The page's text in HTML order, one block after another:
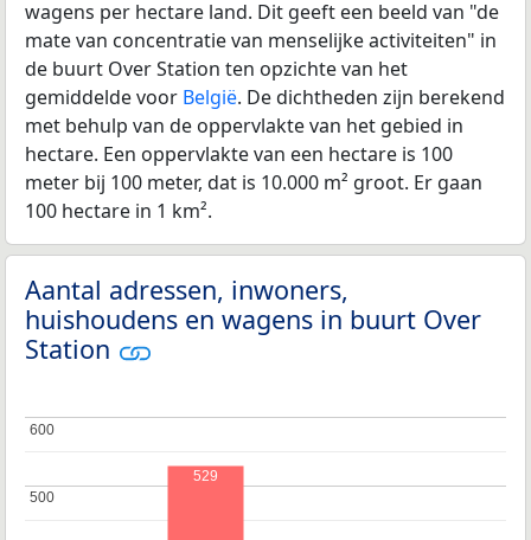
wagens per hectare land. Dit geeft een beeld van "de
mate van concentratie van menselijke activiteiten" in
de buurt Over Station ten opzichte van het
gemiddelde voor België. De dichtheden zijn berekend
met behulp van de oppervlakte van het gebied in
hectare. Een oppervlakte van een hectare is 100
meter bij 100 meter, dat is 10.000 m² groot. Er gaan
100 hectare in 1 km².
Aantal adressen, inwoners,
huishoudens en wagens in buurt Over
Station
500
500
600
600
529